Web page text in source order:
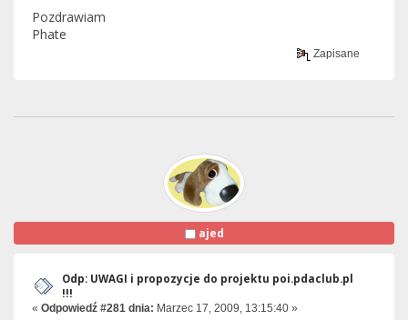
Pozdrawiam
Phate
Zapisane
ajed
Odp: UWAGI i propozycje do projektu poi.pdaclub.pl
!!!
« Odpowiedź #281 dnia: Marzec 17, 2009, 13:15:40 »